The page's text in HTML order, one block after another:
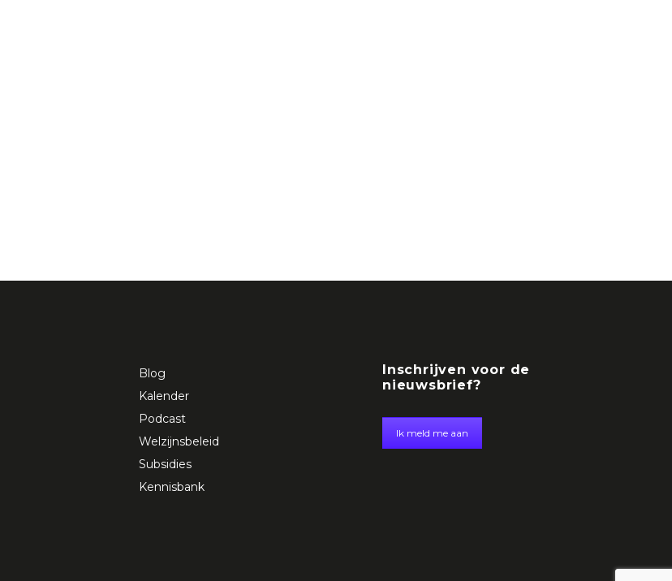
Blog
Kalender
Podcast
Welzijnsbeleid
Subsidies
Kennisbank
Inschrijven voor de
nieuwsbrief?
Ik meld me aan